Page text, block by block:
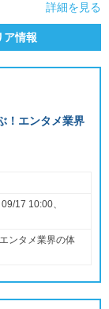
詳細を見る
ア情報
！エンタメ業界
17 10:00、
ンタメ業界の体